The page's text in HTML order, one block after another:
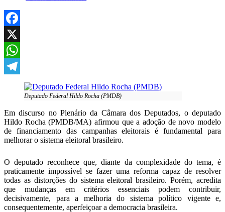
Facebook
X
WhatsApp
Telegram
Deputado Federal Hildo Rocha (PMDB)
Em discurso no Plenário da Câmara dos Deputados, o deputado
Hildo Rocha (PMDB/MA) afirmou que a adoção de novo modelo
de financiamento das campanhas eleitorais é fundamental para
melhorar o sistema eleitoral brasileiro.
O deputado reconhece que, diante da complexidade do tema, é
praticamente impossível se fazer uma reforma capaz de resolver
todas as distorções do sistema eleitoral brasileiro. Porém, acredita
que mudanças em critérios essenciais podem contribuir,
decisivamente, para a melhoria do sistema político vigente e,
consequentemente, aperfeiçoar a democracia brasileira.